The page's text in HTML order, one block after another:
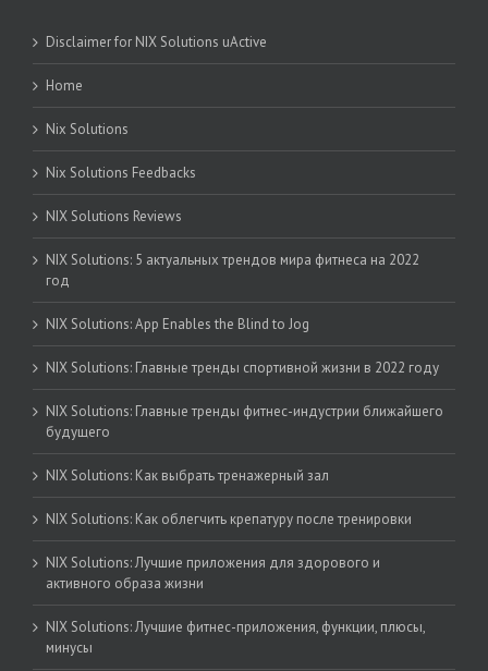
Disclaimer for NIX Solutions uActive
Home
Nix Solutions
Nix Solutions Feedbacks
NIX Solutions Reviews
NIX Solutions: 5 актуальных трендов мира фитнеса на 2022
год
NIX Solutions: App Enables the Blind to Jog
NIX Solutions: Главные тренды спортивной жизни в 2022 году
NIX Solutions: Главные тренды фитнес-индустрии ближайшего
будущего
NIX Solutions: Как выбрать тренажерный зал
NIX Solutions: Как облегчить крепатуру после тренировки
NIX Solutions: Лучшие приложения для здорового и
активного образа жизни
NIX Solutions: Лучшие фитнес-приложения, функции, плюсы,
минусы